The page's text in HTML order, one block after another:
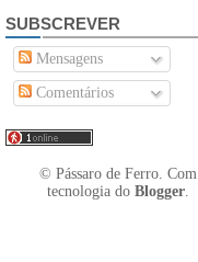
SUBSCREVER
Mensagens
Comentários
© Pássaro de Ferro. Com
tecnologia do Blogger.